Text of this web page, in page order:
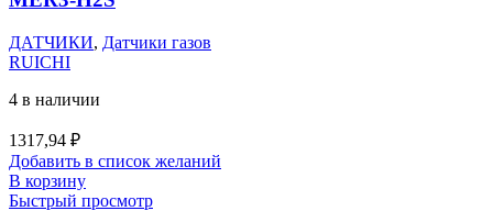
ДАТЧИКИ, Датчики газов
RUICHI
4 в наличии
1317,94 ₽
Добавить в список желаний
В корзину
Быстрый просмотр